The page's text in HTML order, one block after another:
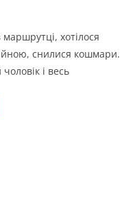
маршрутці, хотілося
снилися кошмари.
і весь